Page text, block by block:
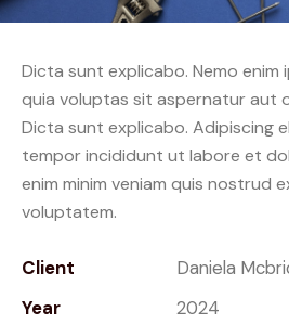
Dicta sunt explicabo. Nemo enim
quia voluptas sit aspernatur aut
Dicta sunt explicabo. Adipiscing
tempor incididunt ut labore et
enim minim veniam quis nostrud
voluptatem.
Client
Daniela
Year
2024